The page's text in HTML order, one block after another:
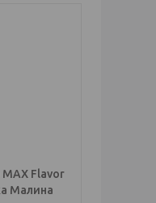
Flavor
Малина